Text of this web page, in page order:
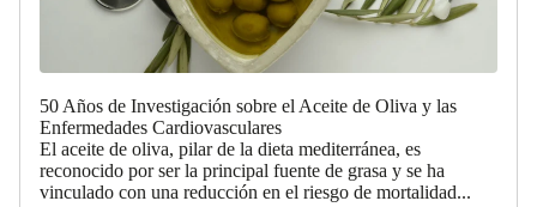
50 Años de Investigación sobre el Aceite de Oliva y las
Enfermedades Cardiovasculares
El aceite de oliva, pilar de la dieta mediterránea, es
reconocido por ser la principal fuente de grasa y se ha
vinculado con una reducción en el riesgo de mortalidad...